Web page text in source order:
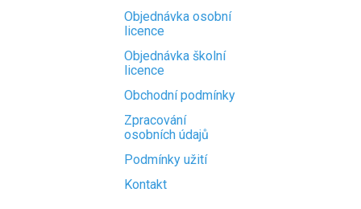
Objednávka osobní
licence
Objednávka školní
licence
Obchodní podmínky
Zpracování
osobních údajů
Podmínky užití
Kontakt